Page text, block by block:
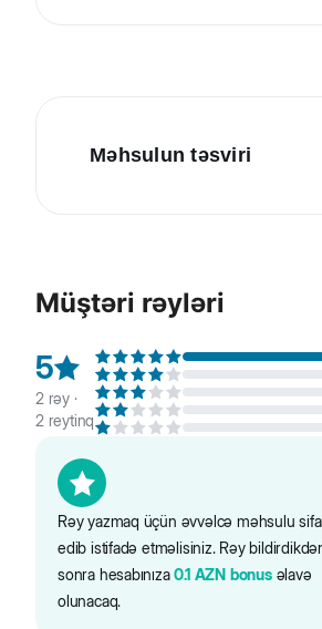
Məhsulun təsviri
Tərkibi: quş əti% 39
Saytdakı maddələr və qida
Müştəri rəyləri
5
2rəy ·
2reytinq
Rəy yazmaq üçün əvvəlcə məhsulu
edib istifadə etməlisiniz. Rəy
sonra hesabınıza0.1 AZN bonusəlavə
olunacaq.